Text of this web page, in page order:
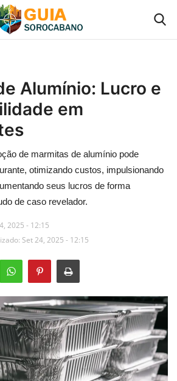
Alumínio: Lucro e
em
de marmitas de alumínio pode
otimizando custos, impulsionando
seus lucros de forma
de caso revelador.
2025 - 12:15
Set 24, 2025 - 12:15